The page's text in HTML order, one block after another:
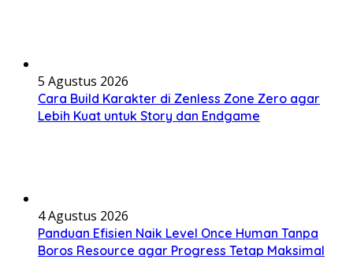
5 Agustus 2026
Cara Build Karakter di Zenless Zone Zero agar
Lebih Kuat untuk Story dan Endgame
4 Agustus 2026
Panduan Efisien Naik Level Once Human Tanpa
Boros Resource agar Progress Tetap Maksimal